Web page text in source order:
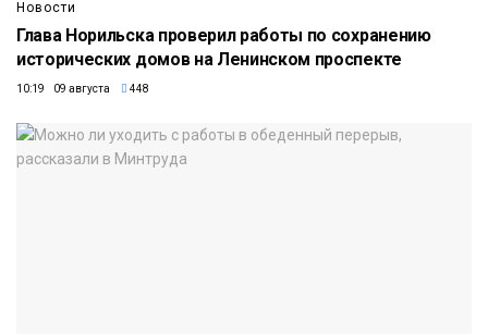
Новости
Глава Норильска проверил работы по сохранению
исторических домов на Ленинском проспекте
10:19 09 августа 448